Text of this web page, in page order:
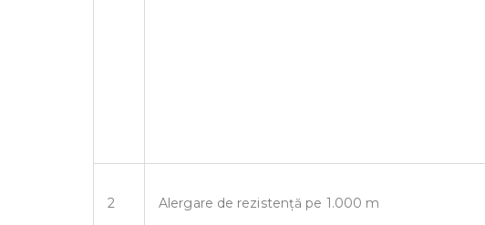
2 Alergare de rezistență pe 1.000 m